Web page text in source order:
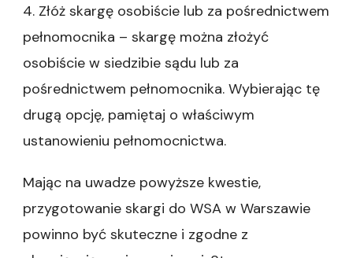
4. Złóż skargę osobiście lub za pośrednictwem
pełnomocnika – skargę można złożyć
osobiście w siedzibie sądu lub za
pośrednictwem pełnomocnika. Wybierając tę
drugą opcję, pamiętaj o właściwym
ustanowieniu pełnomocnictwa.
Mając na uwadze powyższe kwestie,
przygotowanie skargi do WSA w Warszawie
powinno być skuteczne i zgodne z